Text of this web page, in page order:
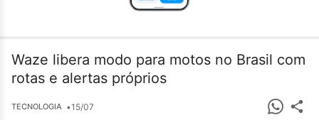
Waze libera modo para motos no Brasil com
rotas e alertas próprios
TECNOLOGIA •15/07